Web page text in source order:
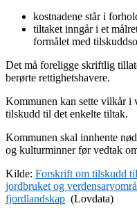
kostnadene står i
tiltaket inngår i et
formålet med
Det må foreligge skriftlig
berørte rettighetshavere.
Kommunen kan sette vilkår i
tilskudd til det enkelte tiltak.
Kommunen skal innhente
og kulturminner før vedtak
Kilde: Forskrift om tilskudd
jordbruket og
fjordlandskap (Lovdata)